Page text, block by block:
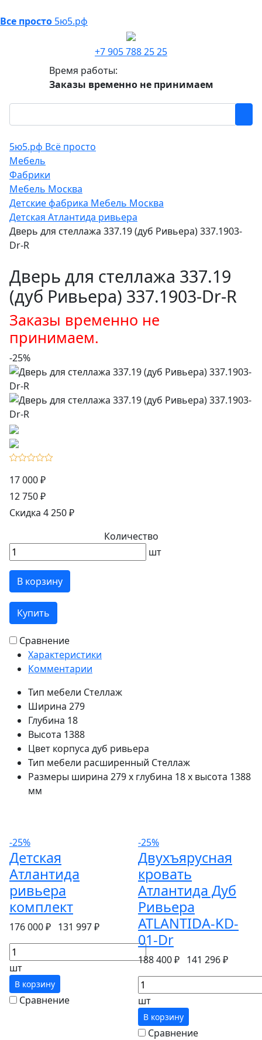
Все просто 5ю5.рф
+7 905 788 25 25
Время работы:
Заказы временно не принимаем
5ю5.рф Всё просто
Мебель
Фабрики
Мебель Москва
Детские фабрика Мебель Москва
Детская Атлантида ривьера
Дверь для стеллажа 337.19 (дуб Ривьера) 337.1903-
Dr-R
Дверь для стеллажа 337.19
(дуб Ривьера) 337.1903-Dr-R
Заказы временно не
принимаем.
-25%
17 000 ₽
12 750 ₽
Скидка 4 250 ₽
Количество
шт
В корзину
Купить
Сравнение
Характеристики
Комментарии
Тип мебели Стеллаж
Ширина 279
Глубина 18
Высота 1388
Цвет корпуса дуб ривьера
Тип мебели расширенный Стеллаж
Размеры ширина 279 x глубина 18 x высота 1388
мм
-25%
Детская
Атлантида
ривьера
комплект
176 000 ₽ 131 997 ₽
шт
В корзину
Сравнение
-25%
Двухъярусная
кровать
Атлантида Дуб
Ривьера
ATLANTIDA-KD-
01-Dr
188 400 ₽ 141 296 ₽
шт
В корзину
Сравнение